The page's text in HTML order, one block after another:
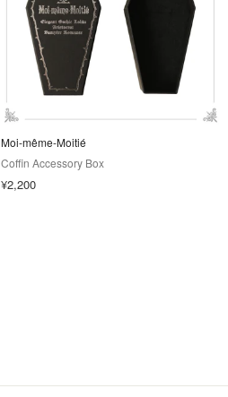
Moi-même-Moitié
Coffin Accessory Box
¥2,200